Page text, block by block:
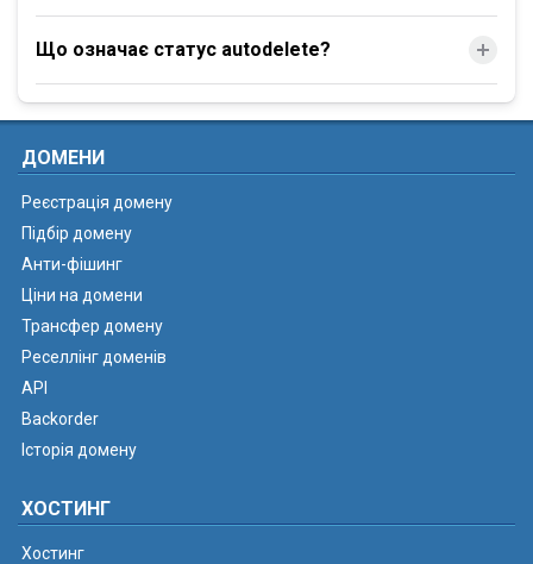
Що означає статус autodelete?
ДОМЕНИ
Реєстрація домену
Підбір домену
Анти-фішинг
Ціни на домени
Трансфер домену
Реселлінг доменів
API
Backorder
Історія домену
ХОСТИНГ
Хостинг